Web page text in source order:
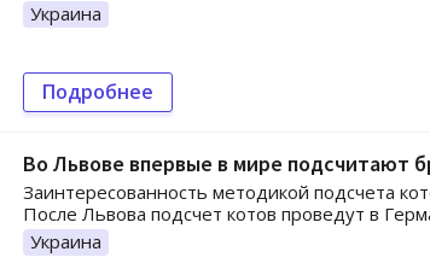
Украина
Подробнее
Во Львове впервые в мире подсчитают
Заинтересованность методикой подсчета
После Львова подсчет котов проведут в
Украина